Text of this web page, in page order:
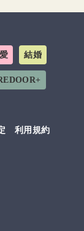
結婚
利用規約